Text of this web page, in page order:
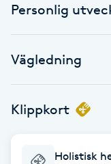
Blowout
Brynformning
Brynfärgning
Personlig
Vägledning
Klippkort
Holistisk